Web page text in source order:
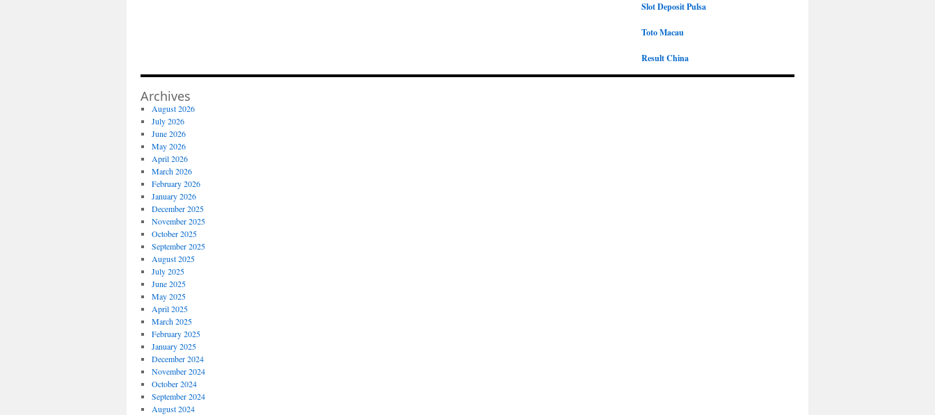
Slot Deposit Pulsa
Toto Macau
Result China
Archives
August 2026
July 2026
June 2026
May 2026
April 2026
March 2026
February 2026
January 2026
December 2025
November 2025
October 2025
September 2025
August 2025
July 2025
June 2025
May 2025
April 2025
March 2025
February 2025
January 2025
December 2024
November 2024
October 2024
September 2024
August 2024